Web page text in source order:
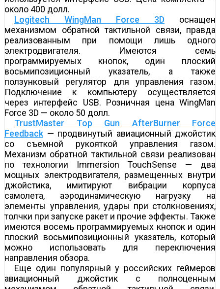
около 400 долл.
Logitech WingMan Force 3D оснащен
механизмом обратной тактильной связи, правда
реализованным при помощи лишь одного
электродвигателя. Имеются семь
программируемых кнопок, один плоский
восьмипозиционный указатель, а также
ползунковый регулятор для управления газом.
Подключение к компьютеру осуществляется
через интерфейс USB. Розничная цена WingMan
Force 3D — около 50 долл.
TrustMaster Top Gun AfterBurner Force
Feedback— продвинутый авиационный джойстик
со съемной рукояткой управления газом.
Механизм обратной тактильной связи реализован
по технологии Immersion TouchSense — два
мощных электродвигателя, размещенных внутри
джойстика, имитируют вибрации корпуса
самолета, аэродинамическую нагрузку на
элементы управления, удары при столкновениях,
толчки при запуске ракет и прочие эффекты. Также
имеются восемь программируемых кнопок и один
плоский восьмипозиционный указатель, который
можно использовать для переключения
направления обзора.
Еще один популярный у российских геймеров
авиационный джойстик с полноценным